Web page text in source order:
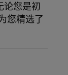
论您是初
您精选了